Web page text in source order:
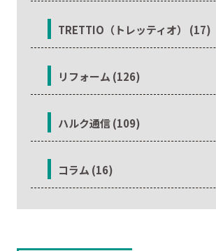
TRETTIO（トレッティオ） (17)
リフォーム (126)
ハルク通信 (109)
コラム (16)